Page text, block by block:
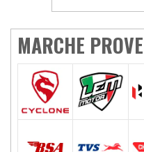
MARCHE PROVE